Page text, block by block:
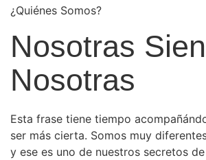
¿Quiénes Somos?
Nosotras
Nosotras
Esta frase tiene tiempo
ser más cierta. Somos muy
y ese es uno de nuestros secretos